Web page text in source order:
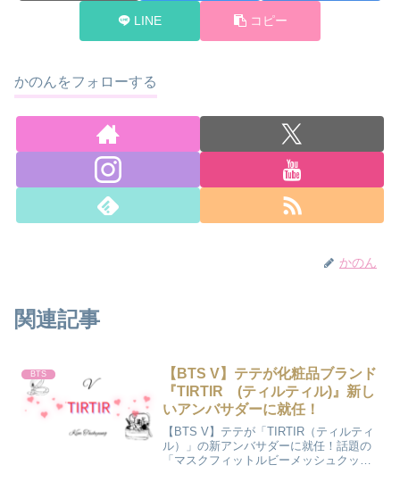
LINE コピー
かのんをフォローする
かのん
関連記事
BTS
【BTS V】テテが化粧品ブランド
『TIRTIR (ティルティル)』新し
いアンバサダーに就任！
【BTS V】テテが「TIRTIR（ティルティ
ル）」の新アンバサダーに就任！話題の
「マスクフィットルビーメッシュクッシ